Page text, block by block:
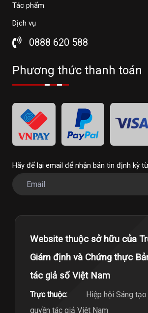
Tác phẩm
Dịch vụ
0888 620 588
Phương thức thanh toán
Hãy để lại email để nhận bản tin định kỳ
Website thuộc sở hữu của
Giám định và Chứng thực
tác giả số Việt Nam
Trực thuộc:
Hiệp hội Sáng tạo
quyền tác giả Việt Nam